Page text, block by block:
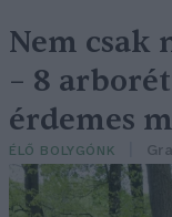
Nem csak
– 8
érdemes
ÉLŐ BOLYGÓNK